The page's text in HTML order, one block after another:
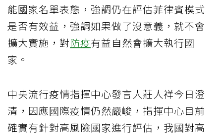
能國家名單表態，強調仍在評估菲律賓模式
是否有效益，強調如果做了沒意義，就不會
擴大實施，對防疫有益自然會擴大執行國
家。
中央流行疫情指揮中心發言人莊人祥今日澄
清，因應國際疫情仍然嚴峻，指揮中心目前
確實有針對高風險國家進行評估，我國對高